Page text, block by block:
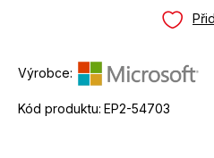
Výrobce:
Kód produktu: EP2-54703